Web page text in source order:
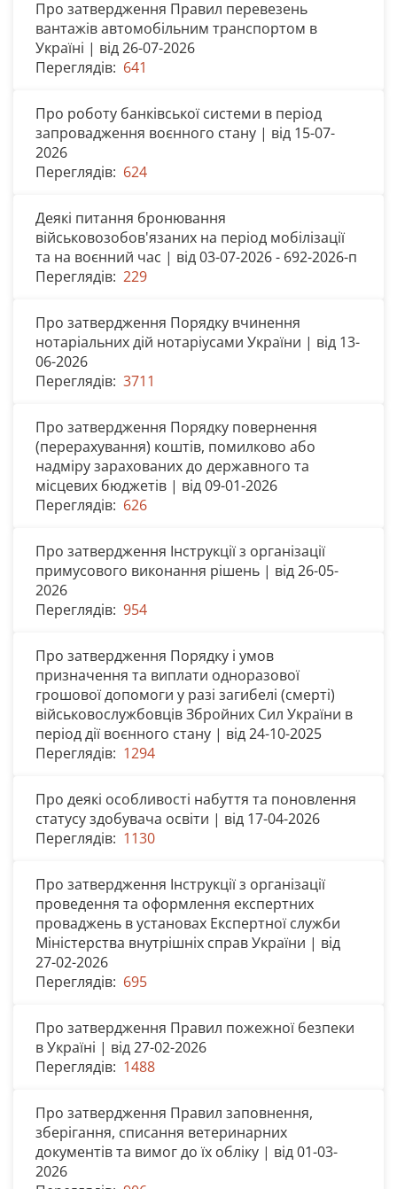
Про затвердження Правил перевезень
вантажів автомобільним транспортом в
Україні | від 26-07-2026
Переглядів: 641
Про роботу банківської системи в період
запровадження воєнного стану | від 15-07-
2026
Переглядів: 624
Деякі питання бронювання
військовозобов'язаних на період мобілізації
та на воєнний час | від 03-07-2026 - 692-2026-п
Переглядів: 229
Про затвердження Порядку вчинення
нотаріальних дій нотаріусами України | від 13-
06-2026
Переглядів: 3711
Про затвердження Порядку повернення
(перерахування) коштів, помилково або
надміру зарахованих до державного та
місцевих бюджетів | від 09-01-2026
Переглядів: 626
Про затвердження Інструкції з організації
примусового виконання рішень | від 26-05-
2026
Переглядів: 954
Про затвердження Порядку і умов
призначення та виплати одноразової
грошової допомоги у разі загибелі (смерті)
військовослужбовців Збройних Сил України в
період дії воєнного стану | від 24-10-2025
Переглядів: 1294
Про деякі особливості набуття та поновлення
статусу здобувача освіти | від 17-04-2026
Переглядів: 1130
Про затвердження Інструкції з організації
проведення та оформлення експертних
проваджень в установах Експертної служби
Міністерства внутрішніх справ України | від
27-02-2026
Переглядів: 695
Про затвердження Правил пожежної безпеки
в Україні | від 27-02-2026
Переглядів: 1488
Про затвердження Правил заповнення,
зберігання, списання ветеринарних
документів та вимог до їх обліку | від 01-03-
2026